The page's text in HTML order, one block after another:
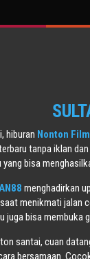
hiburan Nonton Film
tanpa iklan
yang bisa
menghadirkan
menikmati jalan
juga bisa membuka
santai, cuan
bersamaan.